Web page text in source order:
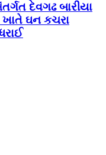
દેવગઢ બારીયા
ખાતે ઘન કચરા